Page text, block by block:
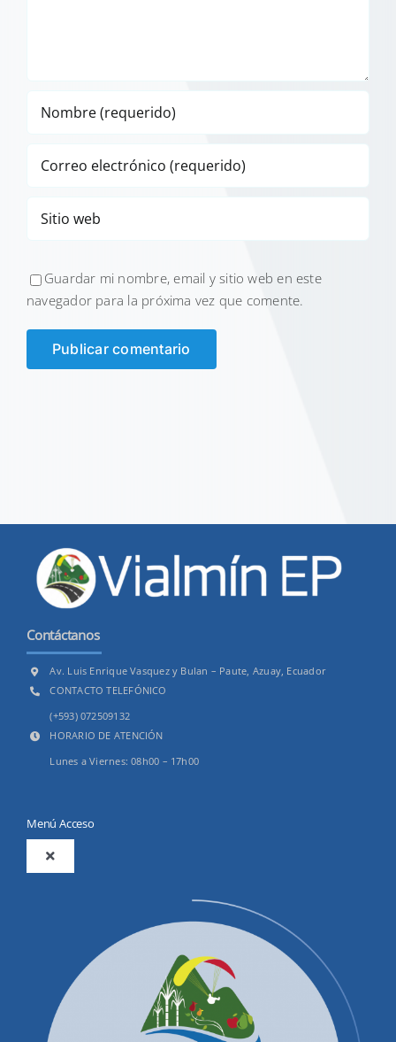
Guardar mi nombre, email y sitio web en este
navegador para la próxima vez que comente.
Contáctanos
Av. Luis Enrique Vasquez y Bulan – Paute, Azuay, Ecuador
CONTACTO TELEFÓNICO
(+593) 072509132
HORARIO DE ATENCIÓN
Lunes a Viernes: 08h00 – 17h00
Menú Acceso
Toggle
Productos y Servicios
Convocatorias Precalificación